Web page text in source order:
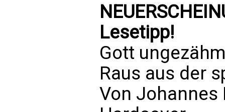
Lesetipp!
Gott
Raus aus der
Von Johannes